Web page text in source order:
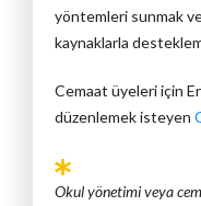
yöntemleri sunmak ve
kaynaklarla
Cemaat üyeleri için
düzenlemek isteyen
Okul yönetimi veya